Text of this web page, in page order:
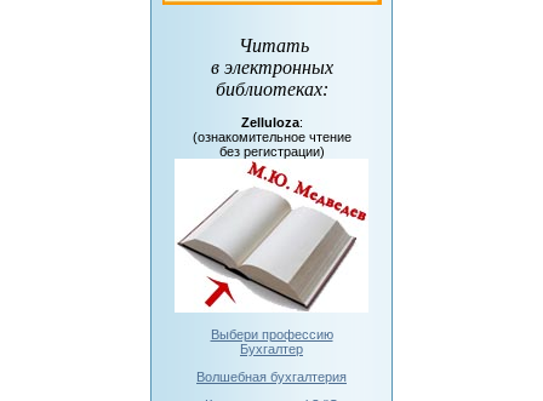
Читать
в электронных
библиотеках:
Zelluloza:
(ознакомительное чтение
без регистрации)
Выбери профессию
Бухгалтер
Волшебная бухгалтерия